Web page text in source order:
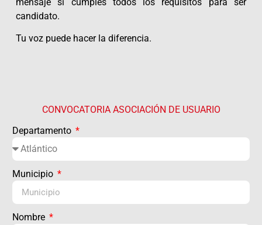
candidato.
Tu voz puede hacer la diferencia.
CONVOCATORIA ASOCIACIÓN DE USUARIO
Departamento
Municipio
Nombre